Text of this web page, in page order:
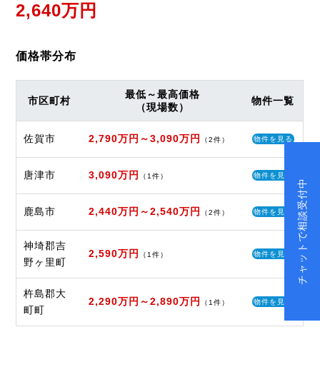
2,640万円
価格帯分布
市区町村
最低～最高価格
（現場数）
物件一覧
佐賀市 2,790万円～3,090万円 （2件） 物件を見る
唐津市 3,090万円 （1件） 物件を見る
鹿島市 2,440万円～2,540万円 （2件） 物件を見る
神埼郡吉
野ヶ里町
2,590万円 （1件） 物件を見る
杵島郡大
町町
2,290万円～2,890万円 （1件） 物件を見る
チャットで相談受付中